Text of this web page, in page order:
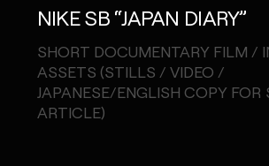
NIKE SB “JAPAN DIARY”
SHORT DOCUMENTARY FILM /
ASSETS (STILLS / VIDEO /
JAPANESE/ENGLISH COPY FOR
ARTICLE)